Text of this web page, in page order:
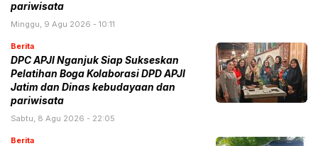
pariwisata
Minggu, 9 Agu 2026 - 10:11
Berita
DPC APJI Nganjuk Siap Sukseskan
Pelatihan Boga Kolaborasi DPD APJI
Jatim dan Dinas kebudayaan dan
pariwisata
Sabtu, 8 Agu 2026 - 22:05
Berita